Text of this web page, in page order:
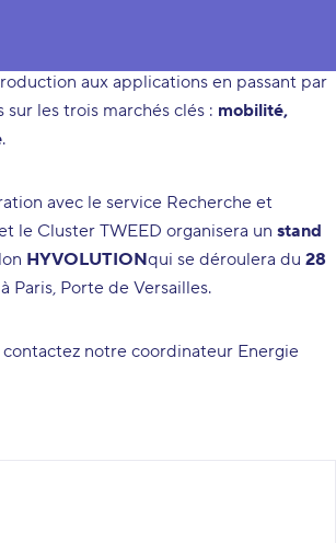
aux applications en passant par
sur les trois marchés clés : mobilité,
.
avec le service Recherche et
le Cluster TWEED organisera un stand
HYVOLUTIONqui se déroulera du 28
à Paris, Porte de Versailles.
notre coordinateur Energie